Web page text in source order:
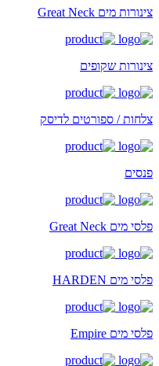
צינורות מים Great Neck
צינורות שקופים
צלחות / ספורטים לדיסק
פנסים
פלסי מים Great Neck
פלסי מים HARDEN
פלסי מים Empire